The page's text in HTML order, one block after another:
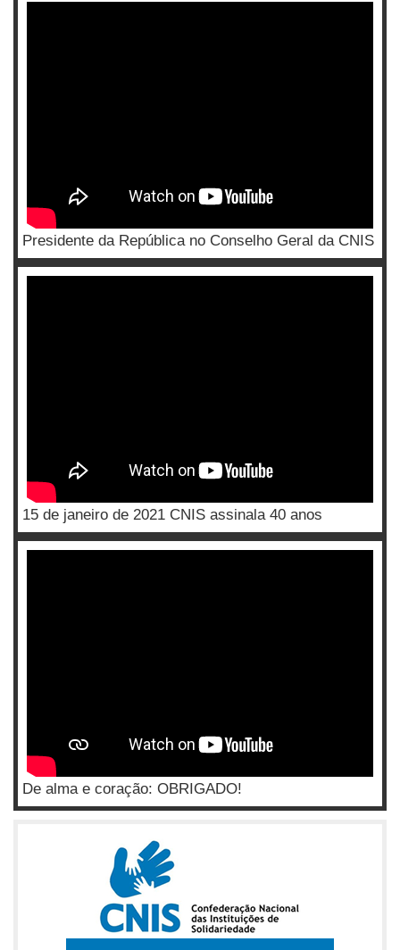
Presidente da República no Conselho Geral da CNIS
15 de janeiro de 2021 CNIS assinala 40 anos
De alma e coração: OBRIGADO!